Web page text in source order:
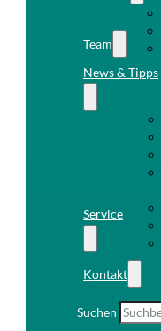
Team
News & Tipps
Service
Kontakt
Suchen